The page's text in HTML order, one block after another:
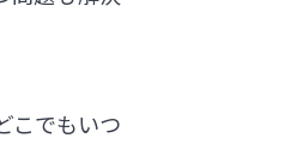
こでもいつ